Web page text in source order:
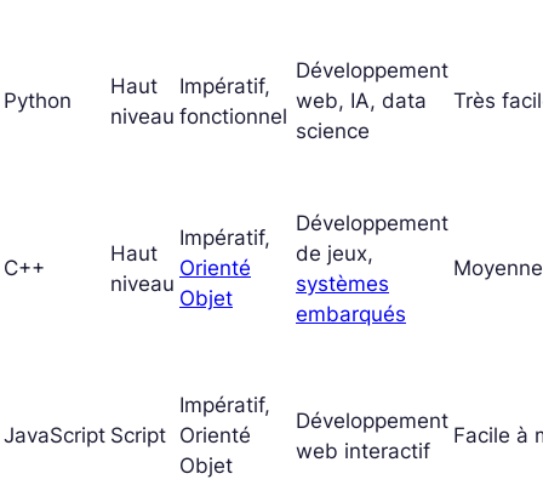
Python
Haut
niveau
Impératif,
fonctionnel
Développement
web, IA, data
science
Très
C++
Haut
niveau
Impératif,
Orienté
Objet
Développement
de jeux,
systèmes
embarqués
Moyenne
JavaScript Script
Impératif,
Orienté
Objet
Développement
web interactif
Facile à